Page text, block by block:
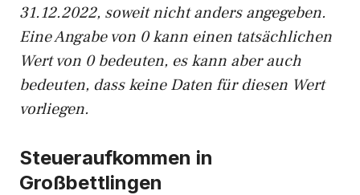
31.12.2022, soweit nicht anders angegeben.
Eine Angabe von 0 kann einen tatsächlichen
Wert von 0 bedeuten, es kann aber auch
bedeuten, dass keine Daten für diesen Wert
vorliegen.
Steueraufkommen in
Großbettlingen